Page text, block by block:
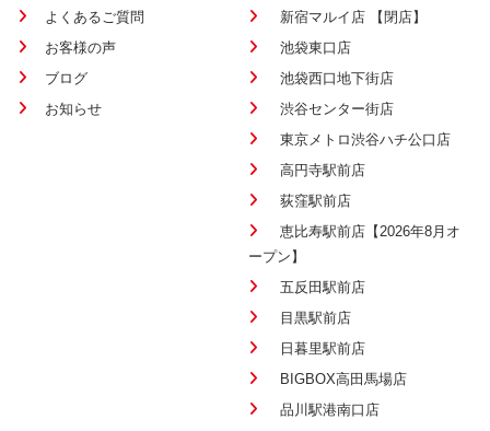
よくあるご質問
お客様の声
ブログ
お知らせ
新宿マルイ店 【閉店】
池袋東口店
池袋西口地下街店
渋谷センター街店
東京メトロ渋谷ハチ公口店
高円寺駅前店
荻窪駅前店
恵比寿駅前店【2026年8月オ
ープン】
五反田駅前店
目黒駅前店
日暮里駅前店
BIGBOX高田馬場店
品川駅港南口店